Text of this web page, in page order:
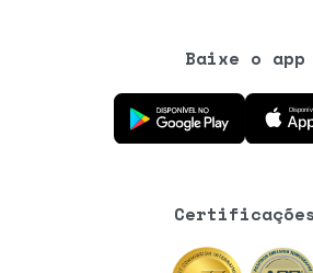
Baixe o app
Baixe o aplicativo na Google
Baixe o
Certificações